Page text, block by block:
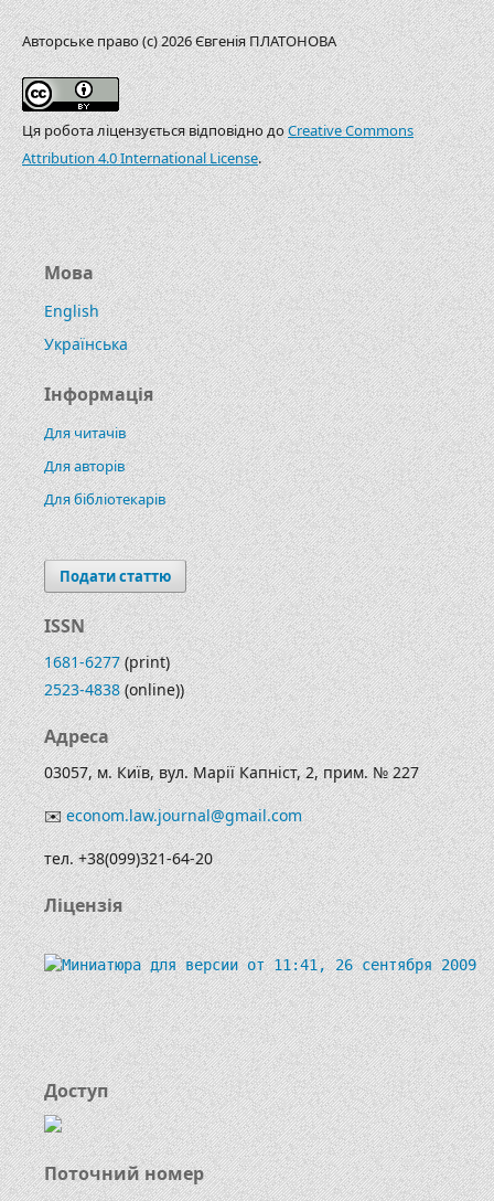
Авторське право (c) 2026 Євгенія ПЛАТОНОВА
Ця робота ліцензується відповідно доCreative Commons
Attribution 4.0 International License.
Мова
English
Українська
Інформація
Для читачів
Для авторів
Для бібліотекарів
Подати статтю
ISSN
1681-6277(print)
2523-4838(online))
Адреса
03057, м. Київ, вул. Марії Капніст, 2, прим. № 227
✉️econom.law.journal@gmail.com
тел. +38(099)321-64-20
Ліцензія
Доступ
Поточний номер